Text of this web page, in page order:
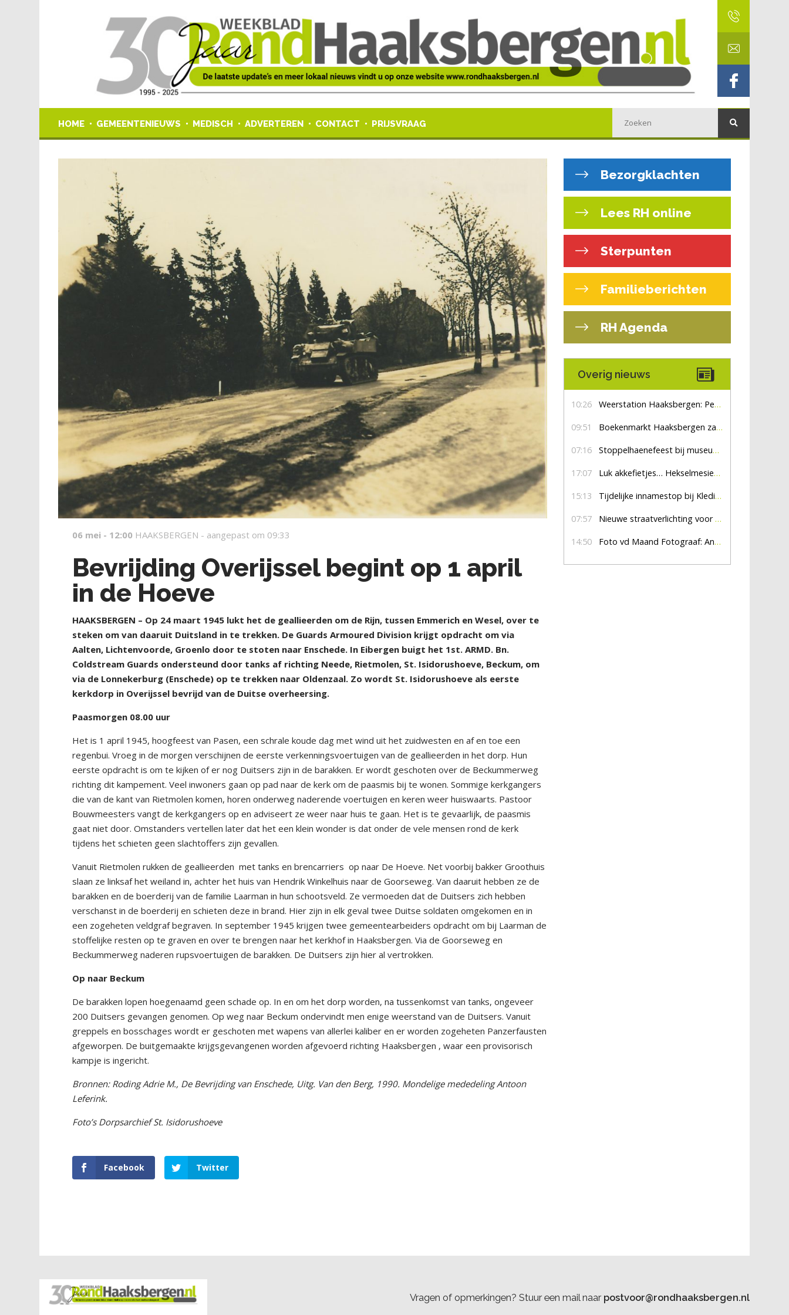
HOME GEMEENTENIEUWS MEDISCH ADVERTEREN CONTACT PRIJSVRAAG
06 mei - 12:00 HAAKSBERGEN - aangepast om 09:33
Bevrijding Overijssel begint op 1 april
in de Hoeve
HAAKSBERGEN – Op 24 maart 1945 lukt het de geallieerden om de Rijn, tussen Emmerich en Wesel, over te
steken om van daaruit Duitsland in te trekken. De Guards Armoured Division krijgt opdracht om via
Aalten, Lichtenvoorde, Groenlo door te stoten naar Enschede. In Eibergen buigt het 1st. ARMD. Bn.
Coldstream Guards ondersteund door tanks af richting Neede, Rietmolen, St. Isidorushoeve, Beckum, om
via de Lonnekerburg (Enschede) op te trekken naar Oldenzaal. Zo wordt St. Isidorushoeve als eerste
kerkdorp in Overijssel bevrijd van de Duitse overheersing.
Paasmorgen 08.00 uur
Het is 1 april 1945, hoogfeest van Pasen, een schrale koude dag met wind uit het zuidwesten en af en toe een
regenbui. Vroeg in de morgen verschijnen de eerste verkenningsvoertuigen van de geallieerden in het dorp. Hun
eerste opdracht is om te kijken of er nog Duitsers zijn in de barakken. Er wordt geschoten over de Beckummerweg
richting dit kampement. Veel inwoners gaan op pad naar de kerk om de paasmis bij te wonen. Sommige kerkgangers
die van de kant van Rietmolen komen, horen onderweg naderende voertuigen en keren weer huiswaarts. Pastoor
Bouwmeesters vangt de kerkgangers op en adviseert ze weer naar huis te gaan. Het is te gevaarlijk, de paasmis
gaat niet door. Omstanders vertellen later dat het een klein wonder is dat onder de vele mensen rond de kerk
tijdens het schieten geen slachtoffers zijn gevallen.
Vanuit Rietmolen rukken de geallieerden met tanks en brencarriers op naar De Hoeve. Net voorbij bakker Groothuis
slaan ze linksaf het weiland in, achter het huis van Hendrik Winkelhuis naar de Goorseweg. Van daaruit hebben ze de
barakken en de boerderij van de familie Laarman in hun schootsveld. Ze vermoeden dat de Duitsers zich hebben
verschanst in de boerderij en schieten deze in brand. Hier zijn in elk geval twee Duitse soldaten omgekomen en in
een zogeheten veldgraf begraven. In september 1945 krijgen twee gemeentearbeiders opdracht om bij Laarman de
stoffelijke resten op te graven en over te brengen naar het kerkhof in Haaksbergen. Via de Goorseweg en
Beckummerweg naderen rupsvoertuigen de barakken. De Duitsers zijn hier al vertrokken.
Op naar Beckum
De barakken lopen hoegenaamd geen schade op. In en om het dorp worden, na tussenkomst van tanks, ongeveer
200 Duitsers gevangen genomen. Op weg naar Beckum ondervindt men enige weerstand van de Duitsers. Vanuit
greppels en bosschages wordt er geschoten met wapens van allerlei kaliber en er worden zogeheten Panzerfausten
afgeworpen. De buitgemaakte krijgsgevangenen worden afgevoerd richting Haaksbergen , waar een provisorisch
kampje is ingericht.
Bronnen: Roding Adrie M., De Bevrijding van Enschede, Uitg. Van den Berg, 1990. Mondelige mededeling Antoon
Leferink.
Foto’s Dorpsarchief St. Isidorushoeve
Facebook Twitter
Bezorgklachten
Lees RH online
Sterpunten
Familieberichten
RH Agenda
Overig nieuws
10:26 Weerstation Haaksbergen: Perioden met zon en droog
09:51 Boekenmarkt Haaksbergen zaterdag 8 augustus, marktplein Haaksbergen
07:16 Stoppelhaenefeest bij museum De Lebbenbrugge
17:07 Luk akkefietjes… HekselmesienHarry
15:13 Tijdelijke innamestop bij Kledingbank Stefania
07:57 Nieuwe straatverlichting voor De Veldmaat en De Pas
14:50 Foto vd Maand Fotograaf: Anna Jalving
Vragen of opmerkingen? Stuur een mail naar postvoor@rondhaaksbergen.nl